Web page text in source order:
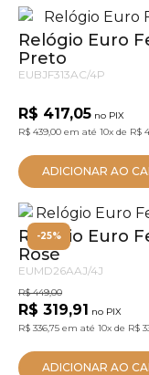
Relógio Euro
Preto
EUBJF313AC/4P
R$ 417,05 no PIX
R$ 439,00 em até 10x de R$
ADICIONAR AO
-25%
Relógio Euro
Rosé
EUMD26AAJ/4J
R$ 449,00
R$ 319,91 no PIX
R$ 336,75 em até 10x de R$
ADICIONAR AO